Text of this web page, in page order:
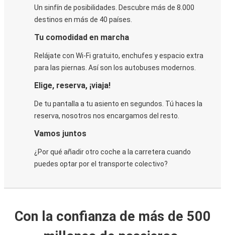
Un sinfín de posibilidades. Descubre más de 8.000
destinos en más de 40 países.
Tu comodidad en marcha
Relájate con Wi-Fi gratuito, enchufes y espacio extra
para las piernas. Así son los autobuses modernos.
Elige, reserva, ¡viaja!
De tu pantalla a tu asiento en segundos. Tú haces la
reserva, nosotros nos encargamos del resto.
Vamos juntos
¿Por qué añadir otro coche a la carretera cuando
puedes optar por el transporte colectivo?
Con la confianza de más de 500